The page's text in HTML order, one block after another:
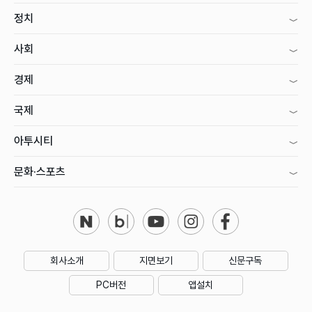
정치
사회
경제
국제
아투시티
문화·스포츠
회사소개 지면보기 신문구독
PC버전 앱설치